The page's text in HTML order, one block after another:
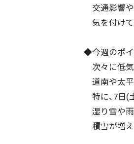
交通影響や
気を付けて
◆今週のポイ
次々に低気
道南や太平
特に、7日(
湿り雪や雨
積雪が増え
配信日
カテゴリ